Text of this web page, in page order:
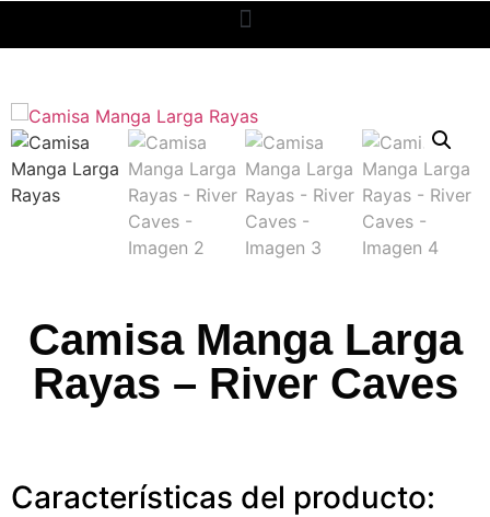
Camisa Manga Larga
Rayas – River Caves
Características del producto: